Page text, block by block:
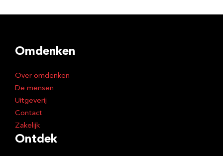
Omdenken
Over omdenken
De mensen
Uitgeverij
Contact
Zakelijk
Ontdek